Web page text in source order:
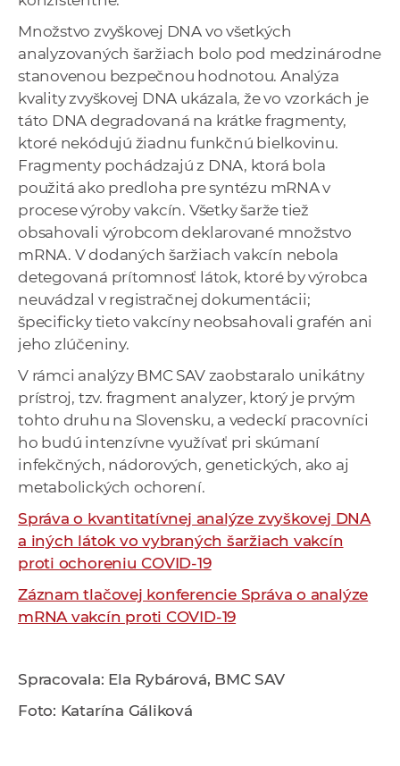
Množstvo zvyškovej DNA vo všetkých
analyzovaných šaržiach bolo pod medzinárodne
stanovenou bezpečnou hodnotou. Analýza
kvality zvyškovej DNA ukázala, že vo vzorkách je
táto DNA degradovaná na krátke fragmenty,
ktoré nekódujú žiadnu funkčnú bielkovinu.
Fragmenty pochádzajú z DNA, ktorá bola
použitá ako predloha pre syntézu mRNA v
procese výroby vakcín. Všetky šarže tiež
obsahovali výrobcom deklarované množstvo
mRNA. V dodaných šaržiach vakcín nebola
detegovaná prítomnosť látok, ktoré by výrobca
neuvádzal v registračnej dokumentácii;
špecificky tieto vakcíny neobsahovali grafén ani
jeho zlúčeniny.
V rámci analýzy BMC SAV zaobstaralo unikátny
prístroj, tzv. fragment analyzer, ktorý je prvým
tohto druhu na Slovensku, a vedeckí pracovníci
ho budú intenzívne využívať pri skúmaní
infekčných, nádorových, genetických, ako aj
metabolických ochorení.
Správa o kvantitatívnej analýze zvyškovej DNA
a iných látok vo vybraných šaržiach vakcín
proti ochoreniu COVID-19
Záznam tlačovej konferencie Správa o analýze
mRNA vakcín proti COVID-19
Spracovala: Ela Rybárová, BMC SAV
Foto: Katarína Gáliková